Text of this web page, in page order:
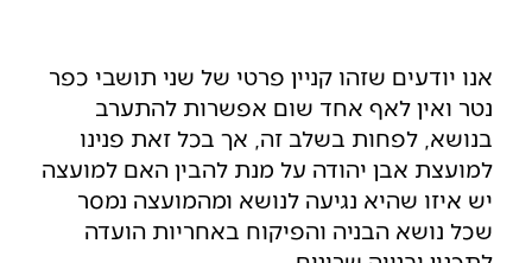
אנו יודעים שזהו קניין פרטי של שני תושבי כפר
נטר ואין לאף אחד שום אפשרות להתערב
בנושא, לפחות בשלב זה, אך בכל זאת פנינו
למועצת אבן יהודה על מנת להבין האם למועצה
יש איזו שהיא נגיעה לנושא ומהמועצה נמסר
שכל נושא הבניה והפיקוח באחריות הועדה